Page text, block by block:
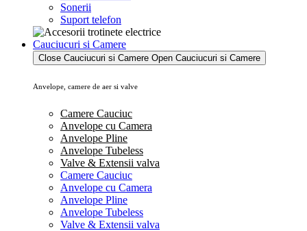
Sonerii
Suport telefon
Cauciucuri si Camere
Close Cauciucuri si Camere Open Cauciucuri si Camere
Anvelope, camere de aer si valve
Camere Cauciuc
Anvelope cu Camera
Anvelope Pline
Anvelope Tubeless
Valve & Extensii valva
Camere Cauciuc
Anvelope cu Camera
Anvelope Pline
Anvelope Tubeless
Valve & Extensii valva